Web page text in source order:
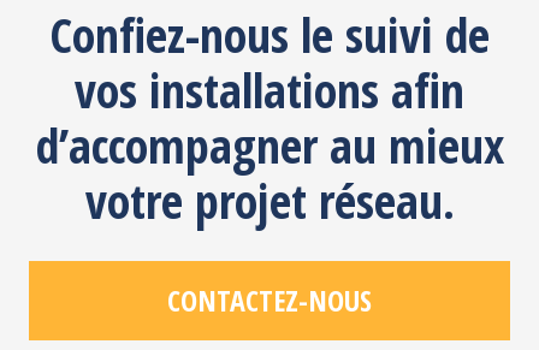
Confiez-nous le suivi de
vos installations afin
d’accompagner au mieux
votre projet réseau.
CONTACTEZ-NOUS